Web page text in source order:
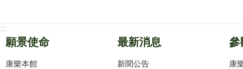
:::
願景使命
康樂本館
最新消息
新聞公告
參
康